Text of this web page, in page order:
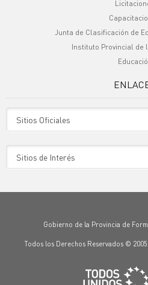
Junta de Clasificación de
Instituto Provincial de
Gobierno de la Provincia de
Todos los Derechos Reservados ©